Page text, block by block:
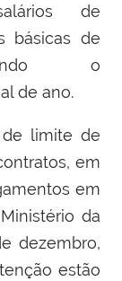
de
básicas de
o
de ano.
limite de
em
em
da
dezembro,
estão